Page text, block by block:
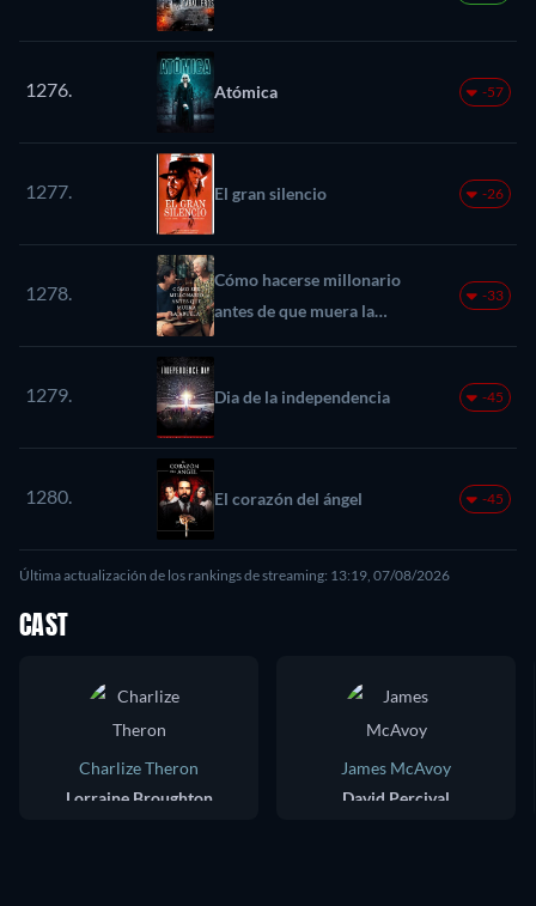
1276. Atómica -57
1277. El gran silencio -26
1278.
Cómo hacerse millonario
antes de que muera la
abuela
-33
1279. Dia de la independencia -45
1280. El corazón del ángel -45
Última actualización de los rankings de streaming: 13:19, 07/08/2026
CAST
Charlize Theron
Lorraine Broughton
James McAvoy
David Percival